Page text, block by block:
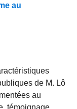
au
de M. Lô
au
témoignage